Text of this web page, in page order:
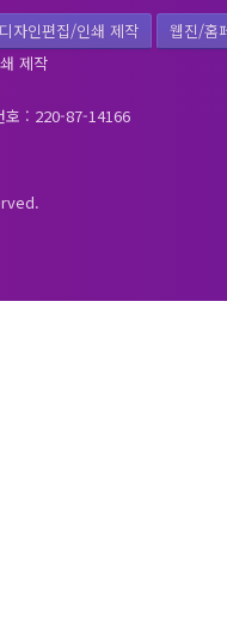
디자인편집/인쇄 제작
웹진/홈
제작
호 : 220-87-14166